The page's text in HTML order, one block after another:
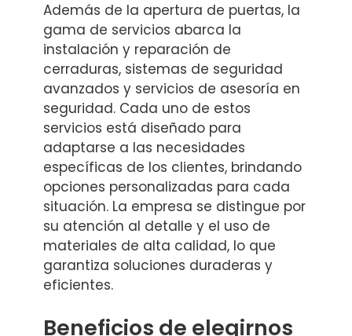
Además de la apertura de puertas, la
gama de servicios abarca la
instalación y reparación de
cerraduras, sistemas de seguridad
avanzados y servicios de asesoría en
seguridad. Cada uno de estos
servicios está diseñado para
adaptarse a las necesidades
específicas de los clientes, brindando
opciones personalizadas para cada
situación. La empresa se distingue por
su atención al detalle y el uso de
materiales de alta calidad, lo que
garantiza soluciones duraderas y
eficientes.
Beneficios de elegirnos